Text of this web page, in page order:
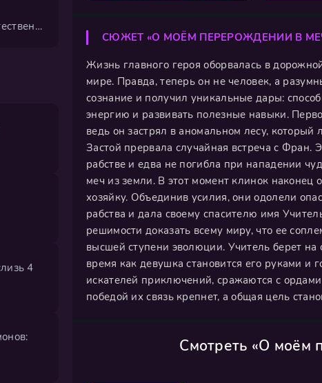
СЮЖЕТ «О МОЁМ ПЕРЕРОЖДЕНИИ В
Жизнь главного героя оборвалась в
мире. Правда, теперь он не человек, а
сознание и получил уникальные дары:
энергию и развивать полезные навыки.
ведь он застрял в аномальном лесу, который
Застой прервала случайная встреча с
рабстве и едва не погибла при нападении
меч из земли. В этот момент клинок
хозяйку. Объединив усилия, они одолели
рабства и дала своему спасителю имя
решимости доказать всему миру, что ее
высшей ступени эволюции. Учитель берет на
время как девушка становится его руками и
искателей приключений, сражаются с
победой их связь крепнет, а общая цель
Смотреть «О моём
Сверхъестественное
4